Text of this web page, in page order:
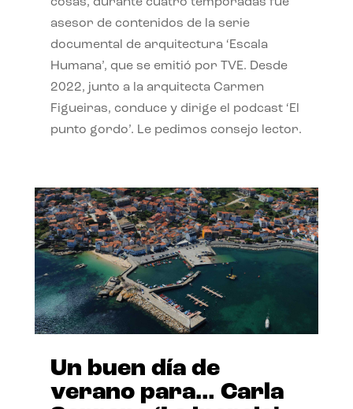
asesor de contenidos de la serie
documental de arquitectura ‘Escala
Humana’, que se emitió por TVE. Desde
2022, junto a la arquitecta Carmen
Figueiras, conduce y dirige el podcast ‘El
punto gordo’. Le pedimos consejo lector.
Un buen día de
verano para… Carla